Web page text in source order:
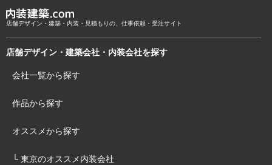
店舗デザイン・建築・内装・見積もりの、仕事依頼・受注サイト
店舗デザイン・建築会社・内装会社を探す
会社一覧から探す
作品から探す
オススメから探す
└ 東京のオススメ内装会社